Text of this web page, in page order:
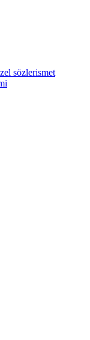
sözlerismet